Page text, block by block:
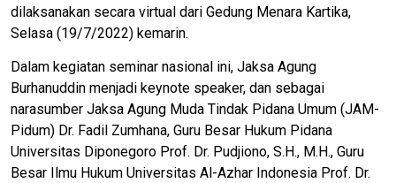
dilaksanakan secara virtual dari Gedung Menara Kartika,
Selasa (19/7/2022) kemarin.
Dalam kegiatan seminar nasional ini, Jaksa Agung
Burhanuddin menjadi keynote speaker, dan sebagai
narasumber Jaksa Agung Muda Tindak Pidana Umum (JAM-
Pidum) Dr. Fadil Zumhana, Guru Besar Hukum Pidana
Universitas Diponegoro Prof. Dr. Pudjiono, S.H., M.H., Guru
Besar Ilmu Hukum Universitas Al-Azhar Indonesia Prof. Dr.